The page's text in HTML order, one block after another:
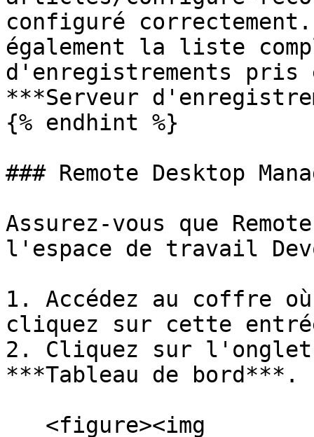
configuré
également la liste
d'enregistrements pris
***Serveur
{% endhint %}
### Remote Desktop
Assurez-vous que
l'espace de travail
1. Accédez au coffre
cliquez sur cette
2. Cliquez sur l'onglet
***Tableau de bord***.